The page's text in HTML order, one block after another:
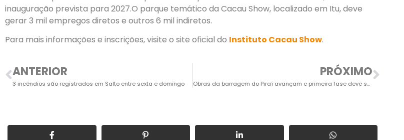
inauguração prevista para 2027.O parque temático da Cacau Show, localizado em Itu, deve
gerar 3 mil empregos diretos e outros 6 mil indiretos.
Para mais informações e inscrições, visite o site oficial do Instituto Cacau Show.
ANTERIOR
3 incêndios são registrados em Salto entre sexta e domingo
PRÓXIMO
Obras da barragem do Piraí avançam e primeira fase deve ser concluída em 2026